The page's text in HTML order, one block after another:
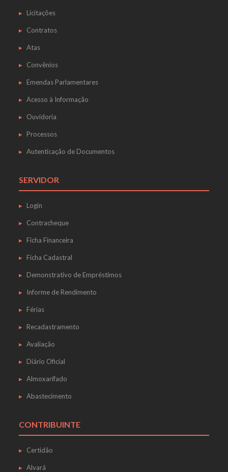
Licitações
Contratos
Atas
Convênios
Emendas Parlamentares
Acesso à Informação
Ouvidoria
Processos
Autenticação de Documentos
SERVIDOR
Login
Contracheque
Ficha Financeira
Ficha Cadastral
Demonstrativo de Empréstimos
Informe de Rendimento
Férias
Recadastramento
Avaliação
Diário Oficial
Almoxarifado
Abastecimento
CONTRIBUINTE
Certidão
Alvará